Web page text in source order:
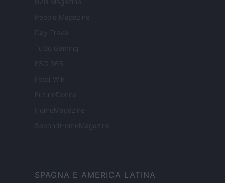
B2B Magazine
People Magazine
Day Travel
Tutto Gaming
ESG 365
Food Wiki
FuturoDonna
HomeMagazine
SecondHomeMagazine
SPAGNA E AMERICA LATINA